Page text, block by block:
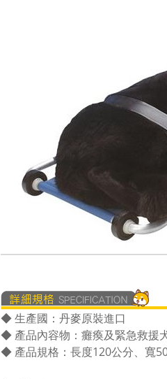
◆ 生產國：丹麥原裝進口
◆ 產品內容物：癱瘓及緊急救援
◆ 產品規格： 長度120公分、寬